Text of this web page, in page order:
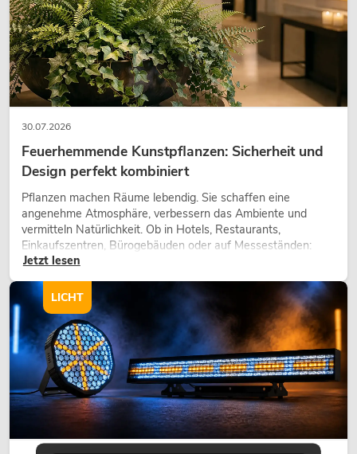
30.07.2026
Feuerhemmende Kunstpflanzen: Sicherheit und
Design perfekt kombiniert
Pflanzen machen Räume lebendig. Sie schaffen eine
angenehme Atmosphäre, verbessern das Ambiente und
vermitteln Natürlichkeit. Ob in Hotels, Restaurants,
Einkaufszentren, Bürogebäuden oder auf Messeständen:
eine hochwertige Begrünung gehört heute längst zum
modernen Raumkonzept.
Jetzt lesen
LICHT